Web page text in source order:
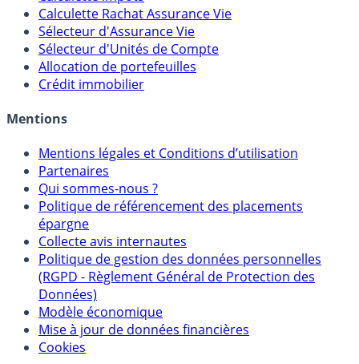
Calculateur d'intérêts
Calculette Impôts
Calculette Rachat Assurance Vie
Sélecteur d'Assurance Vie
Sélecteur d'Unités de Compte
Crédit immobilier
Mentions
Mentions légales et Conditions d’utilisation
Partenaires
Qui sommes-nous ?
Politique de référencement des placements
épargne
Collecte avis internautes
Politique de gestion des données personnelles
(RGPD - Règlement Général de Protection des
Données)
Modèle économique